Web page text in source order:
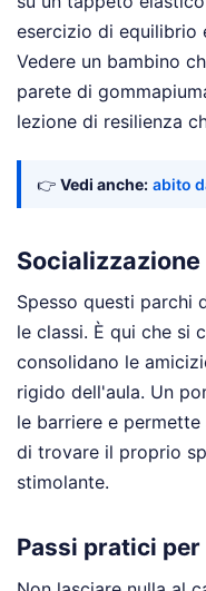
esercizio di equilibrio
Vedere un bambino
parete di
lezione di resilienza
👉 Vedi anche: abito
Spesso questi parchi
le classi. È qui che si
consolidano le
rigido dell'aula. Un
le barriere e
di trovare il proprio
stimolante.
Passi pratici